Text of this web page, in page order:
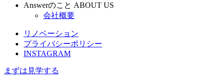
Answerのこと ABOUT US
会社概要
リノベーション
プライバシーポリシー
INSTAGRAM
まずは見学する